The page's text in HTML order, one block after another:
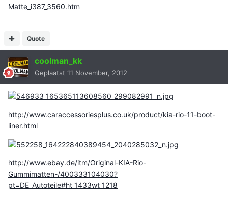
Matte_i387_3560.htm
Quote
coolman_kk
Geplaatst 11 November, 2012
http://www.caraccessoriesplus.co.uk/product/kia-rio-11-boot-
liner.html
http://www.ebay.de/itm/Original-KIA-Rio-
Gummimatten-/400333104030?
pt=DE_Autoteile#ht_1433wt_1218